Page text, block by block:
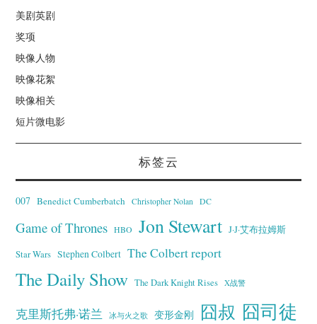
美剧英剧
奖项
映像人物
映像花絮
映像相关
短片微电影
标签云
007 Benedict Cumberbatch Christopher Nolan DC
Game of Thrones HBO Jon Stewart J·J·艾布拉姆斯
Star Wars Stephen Colbert The Colbert report
The Daily Show The Dark Knight Rises X战警
克里斯托弗·诺兰 冰与火之歌 变形金刚 囧叔 囧司徒